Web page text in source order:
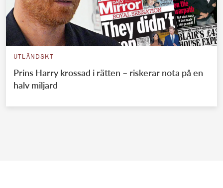
UTLÄNDSKT
Prins Harry krossad i rätten – riskerar nota på en
halv miljard